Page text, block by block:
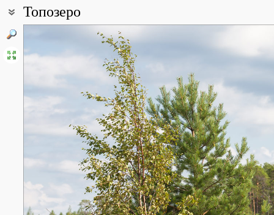
Топозеро
Координаты:
65° 40′ 37″ с.ш., 32° 21′ 23″ в.д. (смотреть на картах
Описание точки:
Топозеро - крупное озеро в Лоухском районе на севере
реки Ковды, впадающей в Белое море, и самой высокой точкой
чего вода в озере чистая и прозрачная. Озеро имеет
её длина по материку составляет 545 км, с островами - 838
покрытое хвойными и смешанными лесами, много гладких
песчаные заливы, песчаные и каменистые отмели, болота.
Топозеро по величине занимает третье место среди
Площадь водной поверхности 986 км2, общая площадь (с
Все фотографии(59) Фото растений и лишайников(258)